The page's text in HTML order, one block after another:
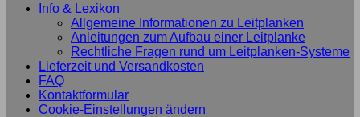
Info & Lexikon
Allgemeine Informationen zu Leitplanken
Anleitungen zum Aufbau einer Leitplanke
Rechtliche Fragen rund um Leitplanken-Systeme
Lieferzeit und Versandkosten
FAQ
Kontaktformular
Cookie-Einstellungen ändern